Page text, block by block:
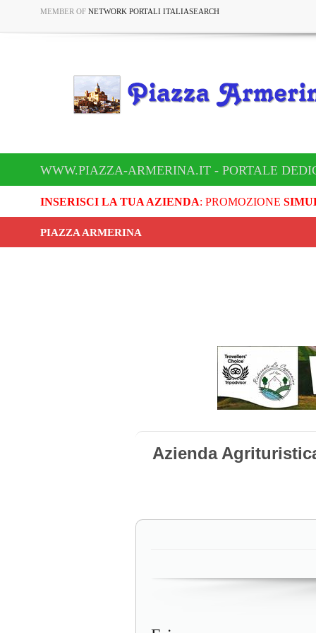
MEMBER OF NETWORK PORTALI ITALIASEARCH
WWW.PIAZZA-ARMERINA.IT - PORTALE
INSERISCI LA TUA AZIENDA: PROMOZIONE
PIAZZA ARMERINA
Azienda